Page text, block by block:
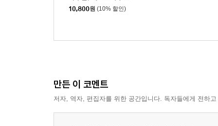
10,800원 (10% 할인)
만든 이 코멘트
저자, 역자, 편집자를 위한 공간입니다. 독자들에게 전하